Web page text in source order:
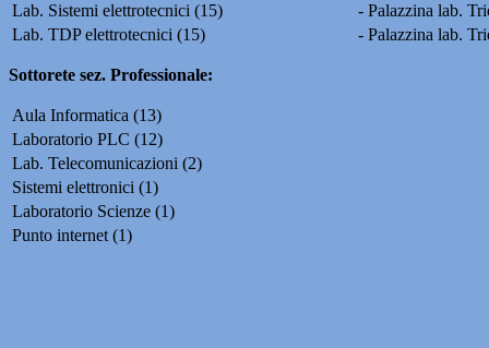
Lab. Sistemi elettrotecnici (15)
- Palazzina lab.
Lab. TDP elettrotecnici (15)
- Palazzina lab.
Sottorete sez. Professionale:
Aula Informatica (13)
Laboratorio PLC (12)
Lab. Telecomunicazioni (2)
Sistemi elettronici (1)
Laboratorio Scienze (1)
Punto internet (1)